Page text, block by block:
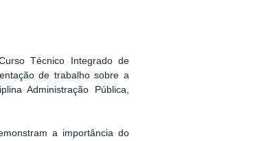
Técnico Integrado de
de trabalho sobre a
Administração Pública,
a importância do